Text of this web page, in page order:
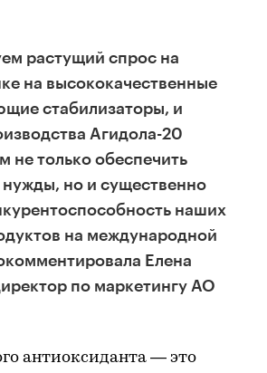
растущий спрос на
на высококачественные
стабилизаторы, и
Агидола-20
не только обеспечить
но и существенно
наших
на международной
Елена
по маркетингу АО
антиоксиданта — это